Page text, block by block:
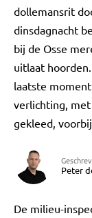
dollemansrit
dinsdagnacht
bij de Osse
uitlaat
laatste
verlichting,
gekleed,
Peter
De milieu-